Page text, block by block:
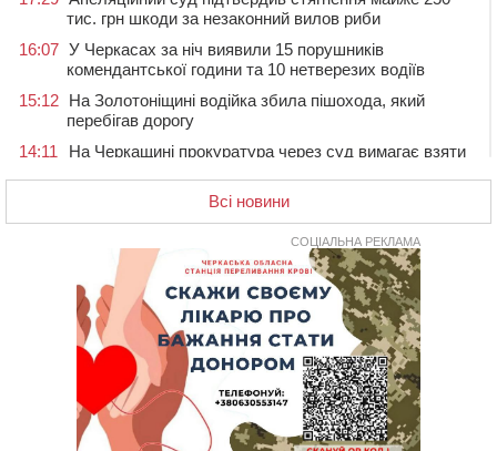
тис. грн шкоди за незаконний вилов риби
16:07 У Черкасах за ніч виявили 15 порушників
комендантської години та 10 нетверезих водіїв
15:12 На Золотоніщині водійка збила пішохода, який
перебігав дорогу
14:11
На Черкащині прокуратура через суд вимагає взяти
У Смілі біля магазину під колесами вантажівки
загинула жінка
У Черкасах пропонують для приватизації
п’ятиповерховий об’єкт у центрі міста
Не вистачає стажу для пенсії: як його докупити та що
потрібно знати
У Черкасах виявили низку недоліків у гуртожитку, де
проживають ВПО
07 СЕРПНЯ 2026, П'ЯТНИЦЯ
На Черкащині врятували рідкісного чорного грифа
Всі новини
СОЦІАЛЬНА РЕКЛАМА